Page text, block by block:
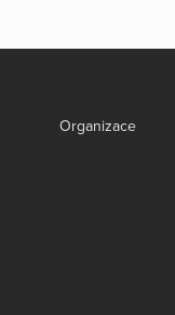
Organizace